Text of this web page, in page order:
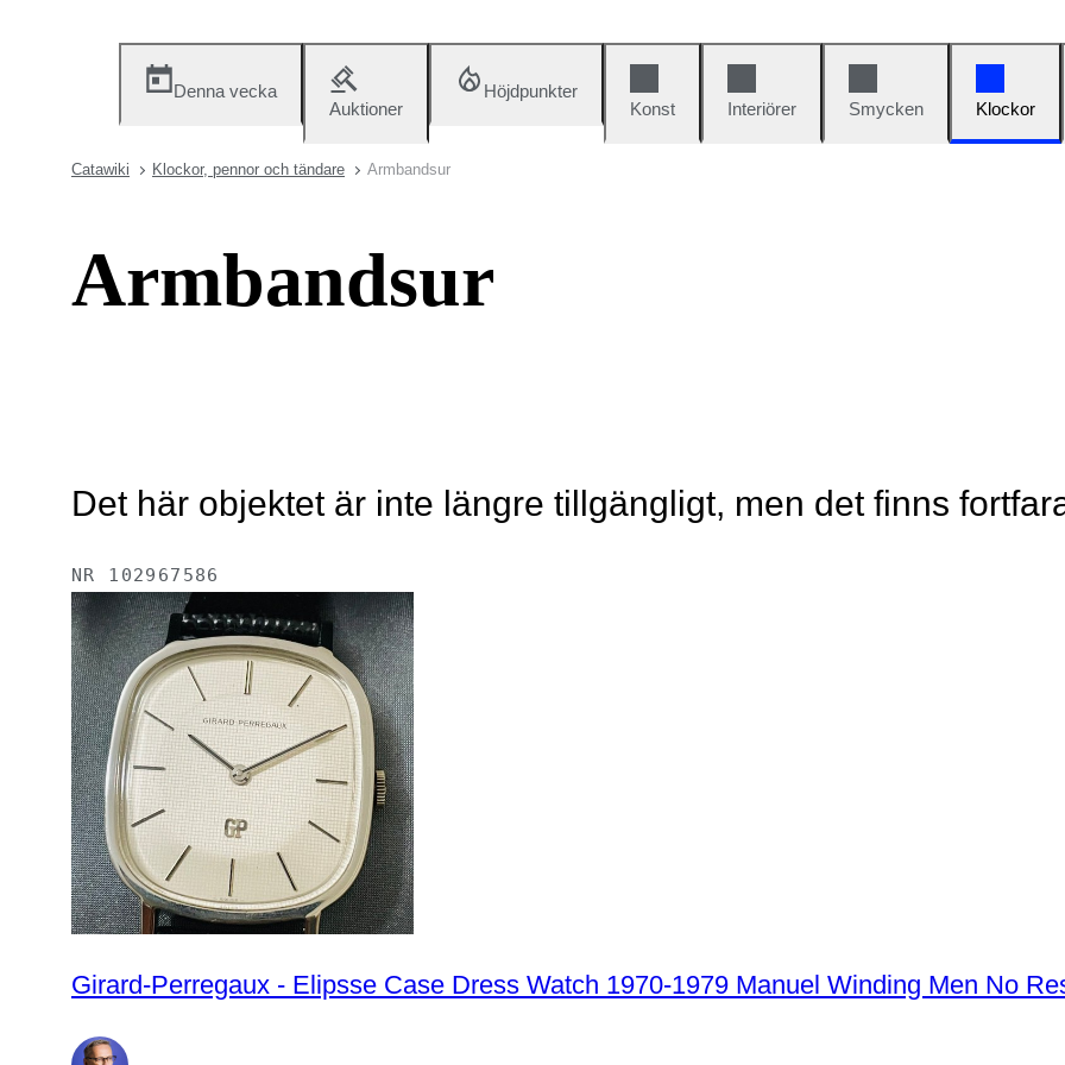
Denna vecka
Auktioner
Höjdpunkter
Konst
Interiörer Smycken Klockor
Catawiki Klockor, pennor och tändare Armbandsur
Armbandsur
Det här objektet är inte längre tillgängligt, men det finns
NR 102967586
Girard-Perregaux - Elipsse Case Dress Watch 1970-1979